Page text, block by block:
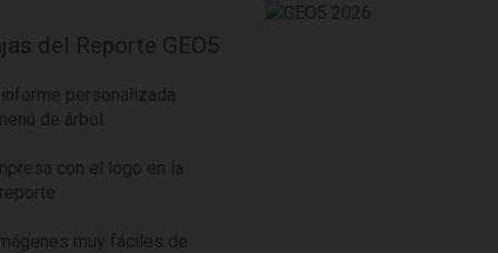
del Reporte GEO5
personalizada
de árbol
con el logo en la
muy fáciles de